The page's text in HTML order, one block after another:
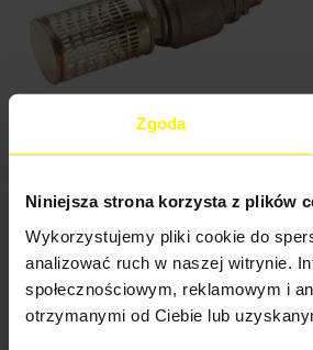
Zgoda
Niniejsza strona korzysta z plików
Wykorzystujemy pliki cookie do
analizować ruch w naszej witrynie.
społecznościowym, reklamowym i
otrzymanymi od Ciebie lub

Filtr ssawny z zaworem zwrotnym
Filtr ssawny z mosiężnym zaworem
1.PRODUKT POD ZAMÓWIENIE
Cena 738,00 zł